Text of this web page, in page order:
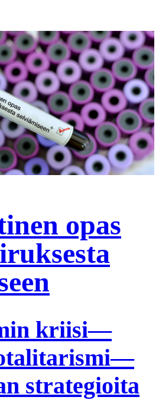
opas
kriisi—
strategioita